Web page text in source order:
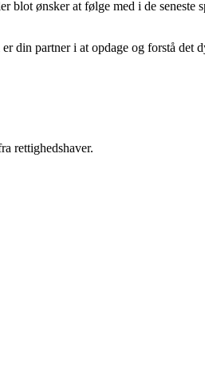
ønsker at følge med i de seneste
din partner i at opdage og forstå det
rettighedshaver.